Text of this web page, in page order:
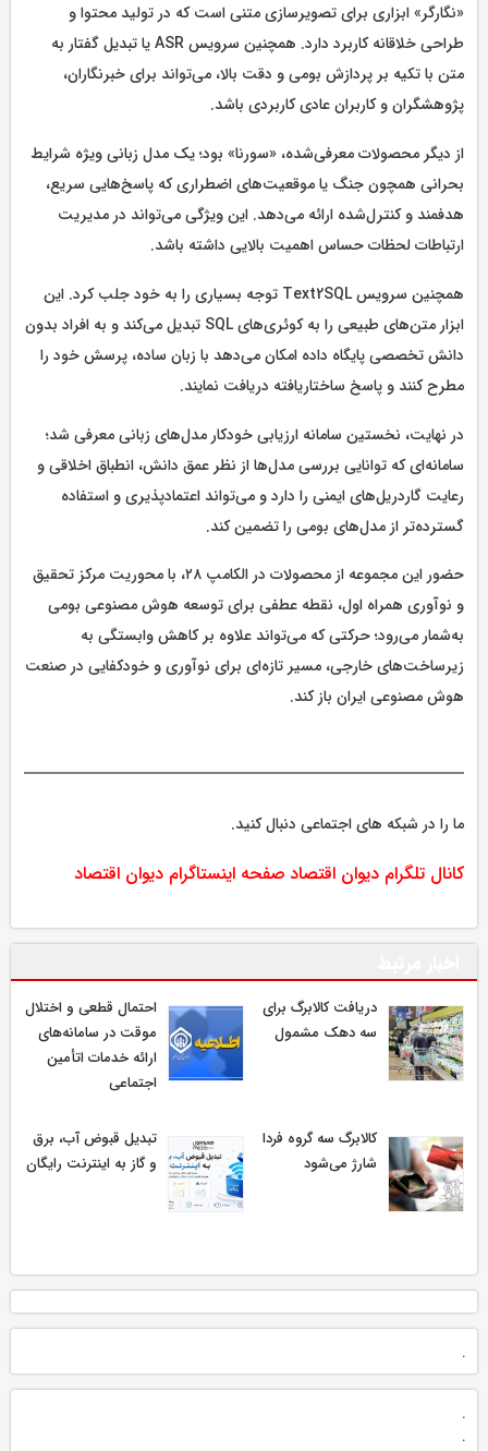
«نگارگر» ابزاری برای تصویرسازی متنی است که در تولید محتوا و
طراحی خلاقانه کاربرد دارد. همچنین سرویس ASR یا تبدیل گفتار به
متن با تکیه بر پردازش بومی و دقت بالا، می‌تواند برای خبرنگاران،
پژوهشگران و کاربران عادی کاربردی باشد.
از دیگر محصولات معرفی‌شده، «سورنا» بود؛ یک مدل زبانی ویژه شرایط
بحرانی همچون جنگ یا موقعیت‌های اضطراری که پاسخ‌هایی سریع،
هدفمند و کنترل‌شده ارائه می‌دهد. این ویژگی می‌تواند در مدیریت
ارتباطات لحظات حساس اهمیت بالایی داشته باشد.
همچنین سرویس Text2SQL توجه بسیاری را به خود جلب کرد. این
ابزار متن‌های طبیعی را به کوئری‌های SQL تبدیل می‌کند و به افراد بدون
دانش تخصصی پایگاه داده امکان می‌دهد با زبان ساده، پرسش خود را
مطرح کنند و پاسخ ساختاریافته دریافت نمایند.
در نهایت، نخستین سامانه ارزیابی خودکار مدل‌های زبانی معرفی شد؛
سامانه‌ای که توانایی بررسی مدل‌ها از نظر عمق دانش، انطباق اخلاقی و
رعایت گاردریل‌های ایمنی را دارد و می‌تواند اعتمادپذیری و استفاده
گسترده‌تر از مدل‌های بومی را تضمین کند.
حضور این مجموعه از محصولات در الکامپ ۲۸، با محوریت مرکز تحقیق
و نوآوری همراه اول، نقطه عطفی برای توسعه هوش مصنوعی بومی
به‌شمار می‌رود؛ حرکتی که می‌تواند علاوه بر کاهش وابستگی به
زیرساخت‌های خارجی، مسیر تازه‌ای برای نوآوری و خودکفایی در صنعت
هوش مصنوعی ایران باز کند.
ما را در شبکه های اجتماعی دنبال کنید.
کانال تلگرام دیوان اقتصاد صفحه اینستاگرام دیوان اقتصاد
دریافت کالابرگ برای
سه دهک مشمول
احتمال قطعی و اختلال
موقت در سامانه‌های
ارائه خدمات اتأمین
اجتماعی
کالابرگ سه گروه فردا
شارژ می‌شود
تبدیل قبوض آب، برق
و گاز به اینترنت رایگان
.
.
.